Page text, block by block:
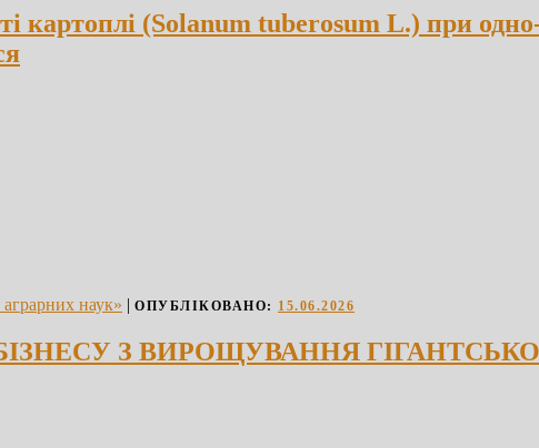
картоплі (Solanum tuberosum L.) при
аграрних наук» | ОПУБЛІКОВАНО: 15.06.2026
З ВИРОЩУВАННЯ